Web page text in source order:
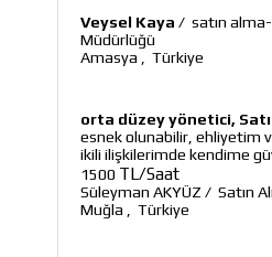
Veysel Kaya / satın
Müdürlüğü
Amasya
Türkiye
orta düzey yönetici,
esnek olunabilir, ehliyetim
ikili ilişkilerimde kendime
1500 TL/Saat
Süleyman AKYÜZ / Satın
Muğla
Türkiye